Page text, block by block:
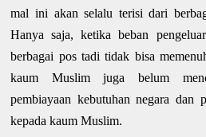
mal ini akan selalu terisi dari
Hanya saja, ketika beban
berbagai pos tadi tidak bisa
kaum Muslim juga belum
pembiayaan kebutuhan negara dan
kepada kaum Muslim.